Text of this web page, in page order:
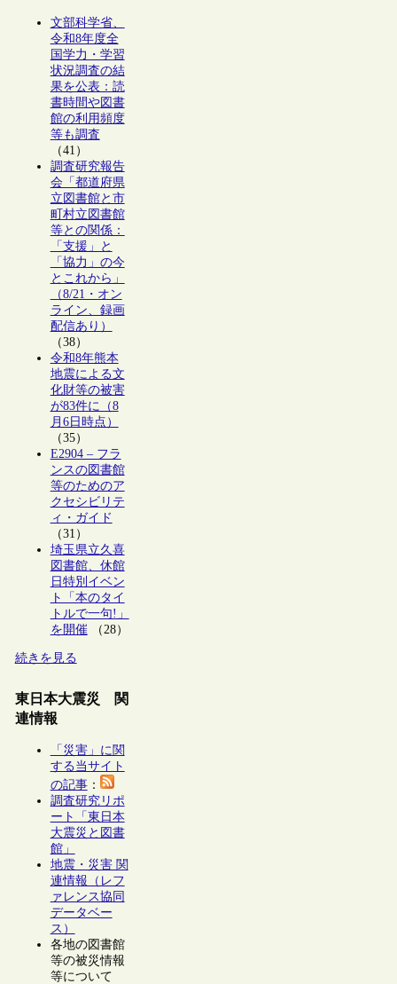
文部科学省、
令和8年度全
国学力・学習
状況調査の結
果を公表：読
書時間や図書
館の利用頻度
等も調査
（41）
調査研究報告
会「都道府県
立図書館と市
町村立図書館
等との関係：
「支援」と
「協力」の今
とこれから」
（8/21・オン
ライン、録画
配信あり）
（38）
令和8年熊本
地震による文
化財等の被害
が83件に（8
月6日時点）
（35）
E2904 – フラ
ンスの図書館
等のためのア
クセシビリテ
ィ・ガイド
（31）
埼玉県立久喜
図書館、休館
日特別イベン
ト「本のタイ
トルで一句!」
を開催（28）
続きを見る
東日本大震災 関
連情報
「災害」に関
する当サイト
の記事：
調査研究リポ
ート「東日本
大震災と図書
館」
地震・災害 関
連情報（レフ
ァレンス協同
データベー
ス）
各地の図書館
等の被災情報
等について